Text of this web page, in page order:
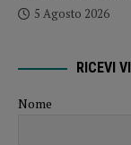
5 Agosto 2026
RICEVI
Nome